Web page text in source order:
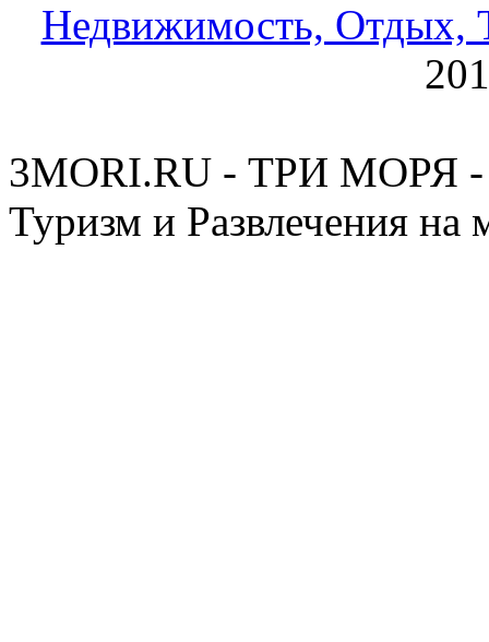
Недвижимость, Отдых,
3MORI.RU - ТРИ МОРЯ -
Туризм и Развлечения на